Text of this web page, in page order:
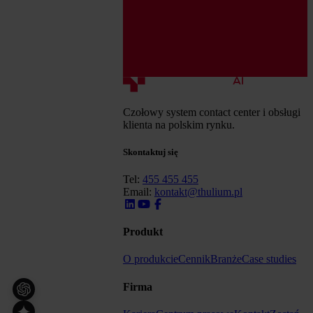
Czołowy system contact center i obsługi
klienta na polskim rynku.
Skontaktuj się
Tel: 455 455 455
Email: kontakt@thulium.pl
Produkt
O produkcieCennikBranżeCase studies
Firma